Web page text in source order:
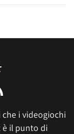
i videogiochi
è il punto di